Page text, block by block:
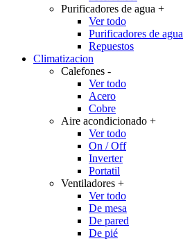
Purificadores de agua +
Ver todo
Purificadores de agua
Repuestos
Climatizacion
Calefones -
Ver todo
Acero
Cobre
Aire acondicionado +
Ver todo
On / Off
Inverter
Portatil
Ventiladores +
Ver todo
De mesa
De pared
De pié